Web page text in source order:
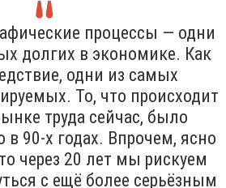
процессы — одни
долгих в экономике. Как
одни из самых
То, что происходит
труда сейчас, было
в 90-х годах. Впрочем, ясно
через 20 лет мы рискуем
с ещё более серьёзным